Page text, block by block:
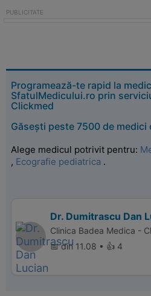
Programează-te rapid la
SfatulMedicului.ro prin
Clickmed
Găsești peste 7500 de
Alege medicul potrivit pentru:
, Ecografie pediatrica .
Dr. Dumitrascu Dan
Clinica Badea Medica -
📅 din 11.08 • 👍 4